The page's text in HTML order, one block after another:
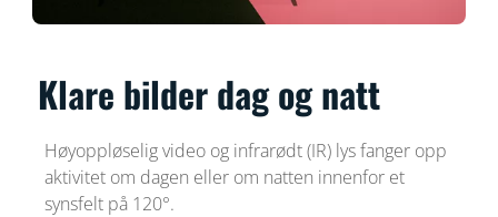
Klare bilder dag og natt
Høyoppløselig video og infrarødt (IR) lys fanger opp
aktivitet om dagen eller om natten innenfor et
synsfelt på 120°.